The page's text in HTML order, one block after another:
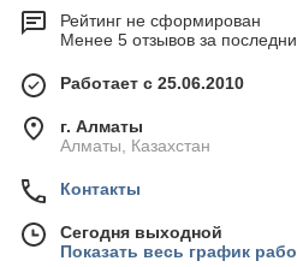
Рейтинг не сформирован
Менее 5 отзывов за
Работает с 25.06.2010
г. Алматы
Алматы, Казахстан
Контакты
Сегодня выходной
Показать весь график